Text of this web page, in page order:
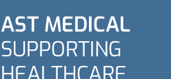
AST MEDICAL
SUPPORTING